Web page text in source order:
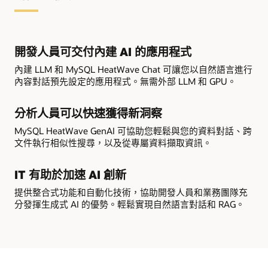
開發人員可交付內建 AI 的應用程式
內建 LLM 和 MySQL HeatWave Chat 可讓您以自然語言進行
內容對話預先設定的應用程式。無需外部 LLM 和 GPU。
分析人員可以快速獲得新洞察
MySQL HeatWave GenAI 可協助您輕鬆與您的資料對話、跨
文件執行相似性搜尋，以及從專屬資料擷取資訊。
IT 有助於加速 AI 創新
提供整合式功能和自動化技術，協助開發人員和業務團隊充
分發揮生成式 AI 的優勢。輕鬆實現自然語言對話和 RAG。